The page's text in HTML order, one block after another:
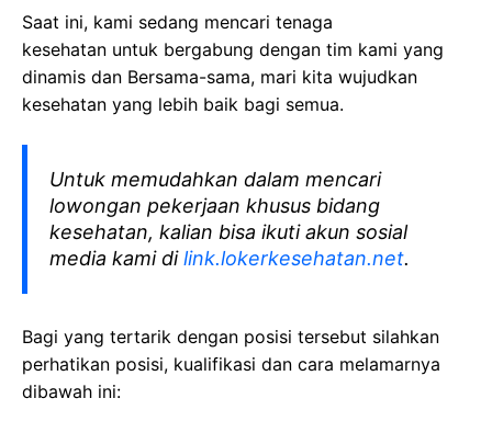
Saat ini, kami sedang mencari tenaga
kesehatan untuk bergabung dengan tim kami yang
dinamis dan Bersama-sama, mari kita wujudkan
kesehatan yang lebih baik bagi semua.
Untuk memudahkan dalam mencari
lowongan pekerjaan khusus bidang
kesehatan, kalian bisa ikuti akun sosial
media kami dilink.lokerkesehatan.net.
Bagi yang tertarik dengan posisi tersebut silahkan
perhatikan posisi, kualifikasi dan cara melamarnya
dibawah ini: